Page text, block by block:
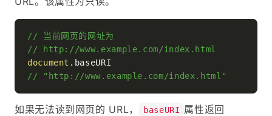
// 当前网页的网址为
// http://www.example.com/index.html
document . baseURI
// "http://www.example.com/index.html"
如果无法读到网页的 URL， baseURI 属性返回